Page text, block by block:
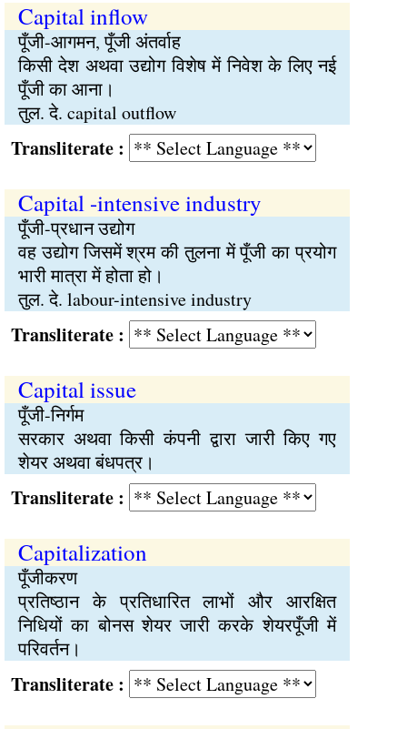
Capital inflow
पूँजी-आगमन, पूँजी अंतर्वाह
किसी देश अथवा उद्योग विशेष में निवेश के लिए नई
पूँजी का आना।
तुल. दे. capital outflow
:
Capital -intensive industry
पूँजी-प्रधान उद्योग
वह उद्योग जिसमें श्रम की तुलना में पूँजी का प्रयोग
भारी मात्रा में होता हो।
तुल. दे. labour-intensive industry
:
Capital issue
पूँजी-निर्गम
सरकार अथवा किसी कंपनी द्वारा जारी किए गए
शेयर अथवा बंधपत्र।
:
Capitalization
पूँजीकरण
प्रतिष्ठान के प्रतिधारित लाभों और आरक्षित
निधियों का बोनस शेयर जारी करके शेयरपूँजी में
परिवर्तन।
: